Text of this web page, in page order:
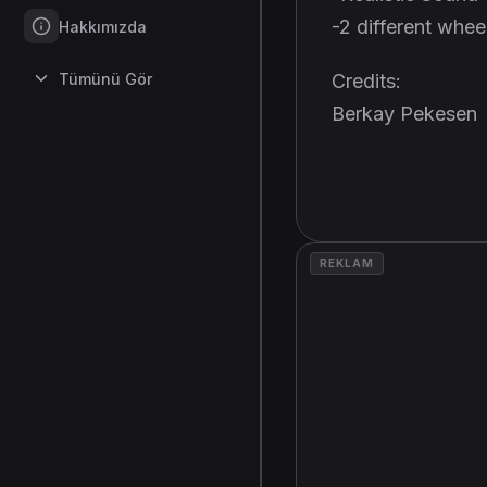
Hakkımızda
Tümünü Gör
-2 different
Credits:
Berkay Pekesen
REKLAM